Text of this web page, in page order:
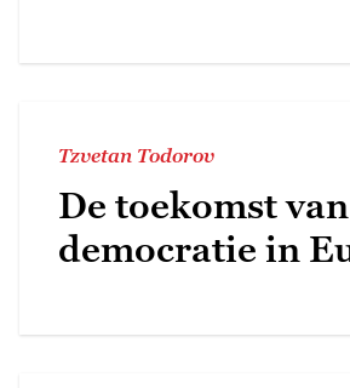
Tzvetan Todorov
De toekomst
democratie in